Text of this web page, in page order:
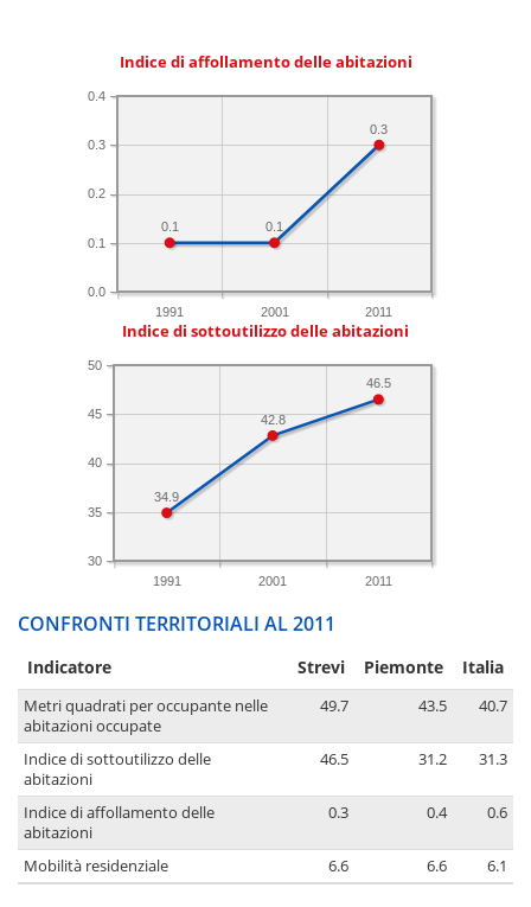
Indice di affollamento delle abitazioni
1991 2001 2011
0.0
0.1
0.2
0.3
0.4
0.3
0.1
0.1
Indice di sottoutilizzo delle abitazioni
1991 2001 2011
30
35
40
45
50
46.5
42.8
34.9
CONFRONTI TERRITORIALI AL 2011
Indicatore Strevi Piemonte Italia
Metri quadrati per occupante nelle
abitazioni occupate
49.7 43.5 40.7
Indice di sottoutilizzo delle
abitazioni
46.5 31.2 31.3
Indice di affollamento delle
abitazioni
0.3 0.4 0.6
Mobilità residenziale 6.6 6.6 6.1